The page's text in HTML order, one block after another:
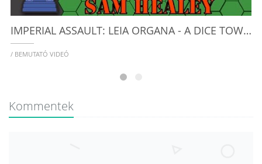
IMPERIAL ASSAULT: LEIA ORGANA - A DICE TOWER VIDEO WITH SAM HEALEY
/ BEMUTATÓ VIDEÓ
Kommentek